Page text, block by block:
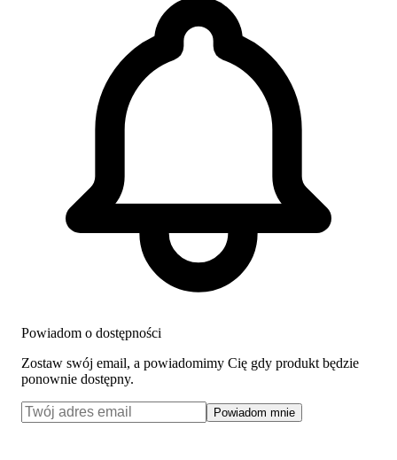
Powiadom o dostępności
Zostaw swój email, a powiadomimy Cię gdy produkt będzie
ponownie dostępny.
Powiadom mnie